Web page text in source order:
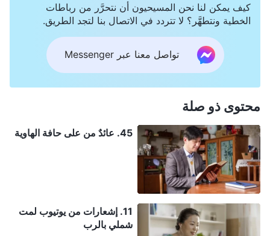
كيف يمكن لنا نحن المسيحيون أن نتحرَّر من رباطات
الخطية ونتطهَّر؟ لا تتردد في الاتصال بنا لتجد الطريق.
تواصل معنا عبر Messenger
محتوى ذو صلة
45. عائدٌ من على حافة الهاوية
11. إشعارات من يوتيوب لمت
شملي بالرب